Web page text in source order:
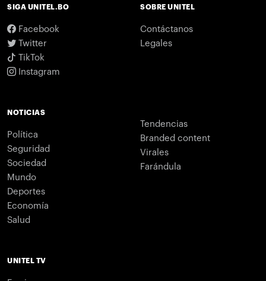
SIGA UNITEL.BO
Facebook
Twitter
TikTok
Instagram
SOBRE UNITEL
Contáctanos
Legales
NOTICIAS
Política
Seguridad
Sociedad
Mundo
Deportes
Economía
Salud
Tendencias
Branded content
Virales
Farándula
UNITEL TV